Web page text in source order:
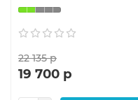
22 135 р
19 700 р